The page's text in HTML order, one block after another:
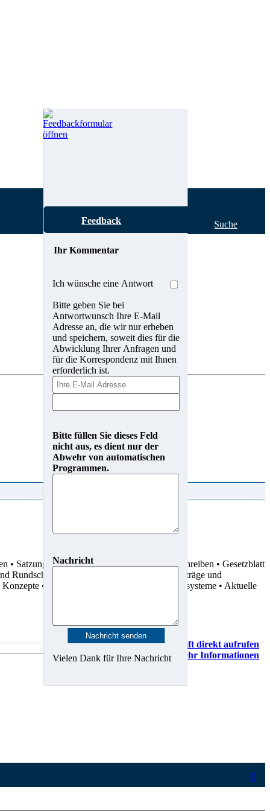
Hilfe zur Suche
• Satzungen• Dienstvereinbarungen• Rundschreiben • Gesetzblatt
Rundschreiben
• Verträge und
Konzepte • Karten, Pläne und Geo-Informationssysteme • Aktuelle
Vorschrift direkt aufrufen
Mehr Informationen
Feedback
Ihr Kommentar
Ich wünsche eine Antwort
Bitte geben Sie bei
Antwortwunsch Ihre E-Mail
Adresse an, die wir nur erheben
und speichern, soweit dies für die
Abwicklung Ihrer Anfragen und
für die Korrespondenz mit Ihnen
erforderlich ist.
Bitte füllen Sie dieses Feld
nicht aus, es dient nur der
Abwehr von automatischen
Programmen.
Nachricht
Vielen Dank für Ihre Nachricht